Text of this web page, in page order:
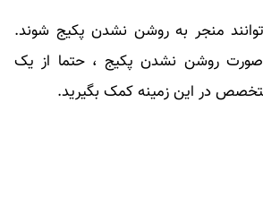
منجر به روشن نشدن پکیج شوند.
روشن نشدن پکیج ، حتما از یک
در این زمینه کمک بگیرید.